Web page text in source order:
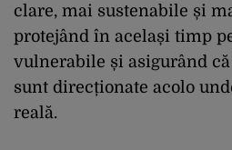
clare, mai sustenabile și
protejând în același timp
vulnerabile și asigurând
sunt direcționate acolo
reală.